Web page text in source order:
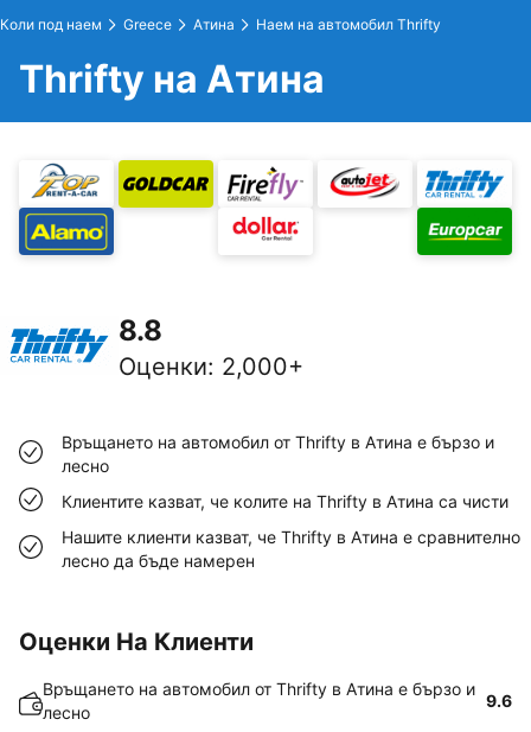
Коли под наем Greece Атина Наем на автомобил Thrifty
Thrifty на Атина
8.8
Оценки: 2,000+
Връщането на автомобил от Thrifty в Атина е бързо и
лесно
Клиентите казват, че колите на Thrifty в Атина са чисти
Нашите клиенти казват, че Thrifty в Атина е сравнително
лесно да бъде намерен
Оценки На Клиенти
Връщането на автомобил от Thrifty в Атина е бързо и
лесно
9.6